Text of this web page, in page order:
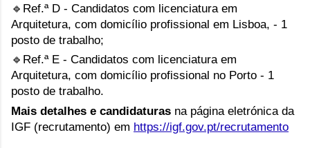
🔹Ref.ª D - Candidatos com licenciatura em
Arquitetura, com domicílio profissional em Lisboa, - 1
posto de trabalho;
🔹Ref.ª E - Candidatos com licenciatura em
Arquitetura, com domicílio profissional no Porto - 1
posto de trabalho.
Mais detalhes e candidaturas na página eletrónica da
IGF (recrutamento) em https://igf.gov.pt/recrutamento